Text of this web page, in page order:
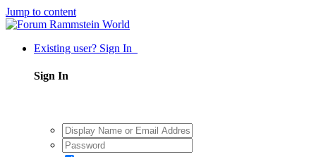
Jump to content
Existing user? Sign In
Sign In